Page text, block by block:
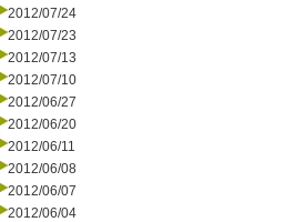
2012/07/24
2012/07/23
2012/07/13
2012/07/10
2012/06/27
2012/06/20
2012/06/11
2012/06/08
2012/06/07
2012/06/04